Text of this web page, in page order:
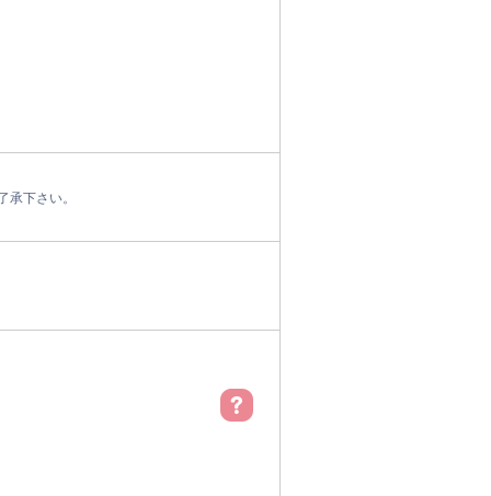
下さい。